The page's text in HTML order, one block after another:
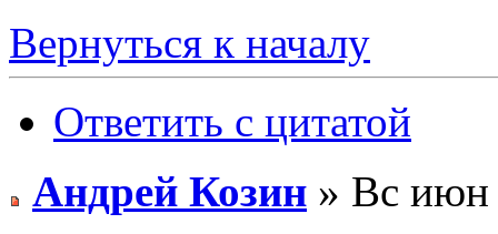
Вернуться к началу
Ответить с цитатой
Андрей Козин » Вс июн